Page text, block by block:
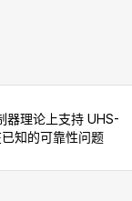
器理论上支持 UHS-
知的可靠性问题